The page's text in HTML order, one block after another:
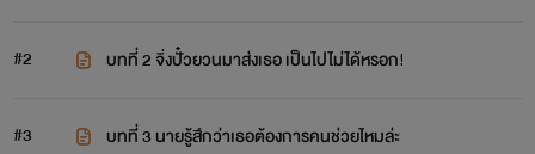
#2
บทที่ 2 จิ่งปั๋วยวนมาส่งเธอ เป็นไปไม่ได้หรอก!
#3 บทที่ 3 นายรู้สึกว่าเธอต้องการคนช่วยไหมล่ะ